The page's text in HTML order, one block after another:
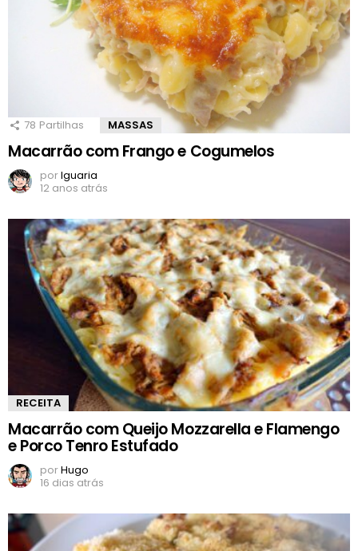
78 Partilhas MASSAS
Macarrão com Frango e Cogumelos
porIguaria
12 anos atrás
RECEITA
Macarrão com Queijo Mozzarella e Flamengo
e Porco Tenro Estufado
porHugo
16 dias atrás